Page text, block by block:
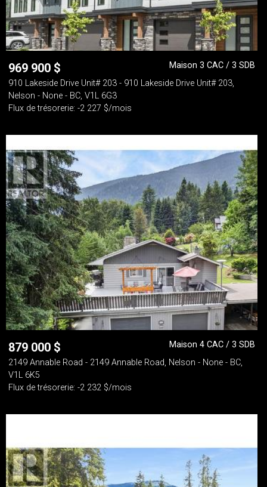
969 900 $
Maison 3 CAC / 3 SDB
910 Lakeside Drive Unit# 203 - 910 Lakeside Drive Unit# 203,
Nelson - None - BC, V1L 6G3
Flux de trésorerie: -2 227 $/mois
879 000 $
Maison 4 CAC / 3 SDB
2149 Annable Road - 2149 Annable Road, Nelson - None - BC,
V1L 6K5
Flux de trésorerie: -2 232 $/mois